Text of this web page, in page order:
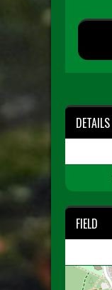
DETAILS
FIELD